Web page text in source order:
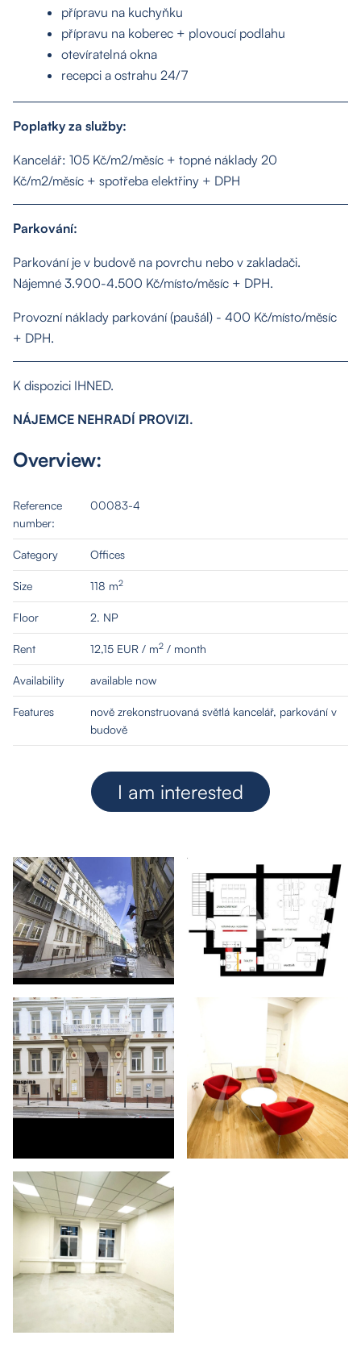
About us
Properties
Services
Contact
přípravu na kuchyňku
přípravu na koberec + plovoucí podlahu
otevíratelná okna
recepci a ostrahu 24/7
Poplatky za služby:
Kancelář: 105 Kč/m2/měsíc + topné náklady 20
Kč/m2/měsíc + spotřeba elektřiny + DPH
Parkování:
Parkování je v budově na povrchu nebo v zakladači.
Nájemné 3.900-4.500 Kč/místo/měsíc + DPH.
Provozní náklady parkování (paušál) - 400 Kč/místo/měsíc
+ DPH.
K dispozici IHNED.
NÁJEMCE NEHRADÍ PROVIZI.
Overview:
Reference
number:
00083-4
Category Offices
Size 118 m2
Floor 2. NP
Rent 12,15 EUR / m2 / month
Availability available now
Features
nově zrekonstruovaná světlá kancelář, parkování v
budově
I am interested